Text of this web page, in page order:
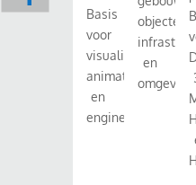
Basis
voor
visualisaties,
animaties
en
engineering.
objecten,
en
omgeving